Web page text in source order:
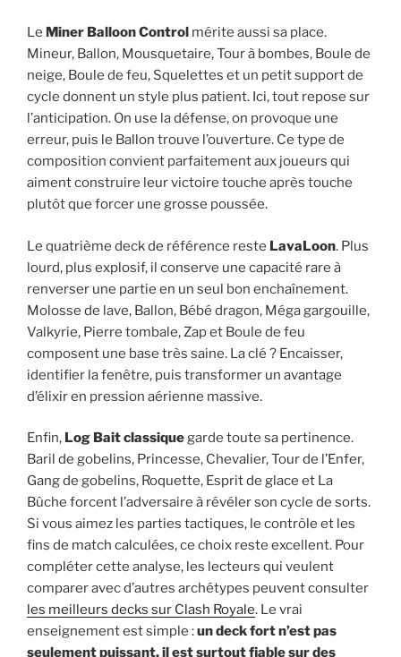
Le Miner Balloon Control mérite aussi sa place.
Mineur, Ballon, Mousquetaire, Tour à bombes, Boule de
neige, Boule de feu, Squelettes et un petit support de
cycle donnent un style plus patient. Ici, tout repose sur
l’anticipation. On use la défense, on provoque une
erreur, puis le Ballon trouve l’ouverture. Ce type de
composition convient parfaitement aux joueurs qui
aiment construire leur victoire touche après touche
plutôt que forcer une grosse poussée.
Le quatrième deck de référence reste LavaLoon. Plus
lourd, plus explosif, il conserve une capacité rare à
renverser une partie en un seul bon enchaînement.
Molosse de lave, Ballon, Bébé dragon, Méga gargouille,
Valkyrie, Pierre tombale, Zap et Boule de feu
composent une base très saine. La clé ? Encaisser,
identifier la fenêtre, puis transformer un avantage
d’élixir en pression aérienne massive.
Enfin, Log Bait classiquegarde toute sa pertinence.
Baril de gobelins, Princesse, Chevalier, Tour de l’Enfer,
Gang de gobelins, Roquette, Esprit de glace et La
Bûche forcent l’adversaire à révéler son cycle de sorts.
Si vous aimez les parties tactiques, le contrôle et les
fins de match calculées, ce choix reste excellent. Pour
compléter cette analyse, les lecteurs qui veulent
comparer avec d’autres archétypes peuvent consulter
les meilleurs decks sur Clash Royale. Le vrai
enseignement est simple :un deck fort n’est pas
seulement puissant, il est surtout fiable sur des